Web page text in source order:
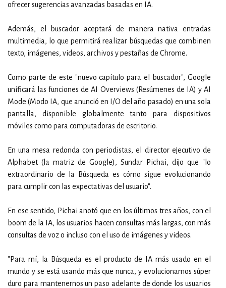
ofrecer sugerencias avanzadas basadas en IA.
Además, el buscador aceptará de manera nativa entradas
multimedia, lo que permitirá realizar búsquedas que combinen
texto, imágenes, videos, archivos y pestañas de Chrome.
Como parte de este "nuevo capítulo para el buscador", Google
unificará las funciones de AI Overviews (Resúmenes de IA) y AI
Mode (Modo IA, que anunció en I/O del año pasado) en una sola
pantalla, disponible globalmente tanto para dispositivos
móviles como para computadoras de escritorio.
En una mesa redonda con periodistas, el director ejecutivo de
Alphabet (la matriz de Google), Sundar Pichai, dijo que "lo
extraordinario de la Búsqueda es cómo sigue evolucionando
para cumplir con las expectativas del usuario".
En ese sentido, Pichai anotó que en los últimos tres años, con el
boom de la IA, los usuarios hacen consultas más largas, con más
consultas de voz o incluso con el uso de imágenes y videos.
"Para mí, la Búsqueda es el producto de IA más usado en el
mundo y se está usando más que nunca, y evolucionamos súper
duro para mantenernos un paso adelante de donde los usuarios